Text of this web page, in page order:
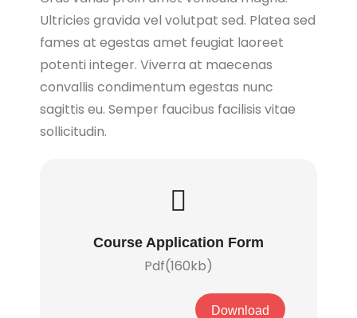
Ultricies gravida vel volutpat sed. Platea sed
fames at egestas amet feugiat laoreet
potenti integer. Viverra at maecenas
convallis condimentum egestas nunc
sagittis eu. Semper faucibus facilisis vitae
sollicitudin.
Course Application Form
Pdf(160kb)
Download